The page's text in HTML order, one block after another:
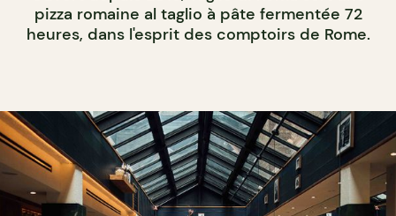
pizza romaine al taglio à pâte fermentée 72
heures, dans l'esprit des comptoirs de Rome.